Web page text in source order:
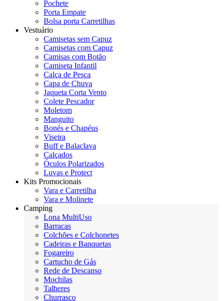
Pochete
Porta Empate
Bolsa porta Carretilhas
Vestuário
Camisetas sem Capuz
Camisetas com Capuz
Camisas com Botão
Camiseta Infantil
Calça de Pesca
Capa de Chuva
Jaqueta Corta Vento
Colete Pescador
Moletom
Manguito
Bonés e Chapéus
Viseira
Buff e Balaclava
Calçados
Óculos Polarizados
Luvas e Protect
Kits Promocionais
Vara e Carretilha
Vara e Molinete
Camping
Lona MultiUso
Barracas
Colchões e Colchonetes
Cadeiras e Banquetas
Fogareiro
Cartucho de Gás
Rede de Descanso
Mochilas
Talheres
Churrasco